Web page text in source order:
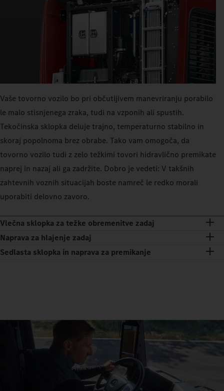
Vaše tovorno vozilo bo pri občutljivem manevriranju porabilo
le malo stisnjenega zraka, tudi na vzponih ali spustih.
Tekočinska sklopka deluje trajno, temperaturno stabilno in
skoraj popolnoma brez obrabe. Tako vam omogoča, da
tovorno vozilo tudi z zelo težkimi tovori hidravlično premikate
naprej in nazaj ali ga zadržite. Dobro je vedeti: V takšnih
zahtevnih voznih situacijah boste namreč le redko morali
uporabiti delovno zavoro.
Vlečna sklopka za težke obremenitve zadaj
Naprava za hlajenje zadaj
Sedlasta sklopka in naprava za premikanje